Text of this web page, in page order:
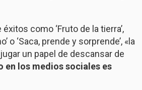
como ‘Fruto de la tierra’,
o ‘Saca, prende y sorprende’, «la
un papel de descansar de
en los medios sociales es